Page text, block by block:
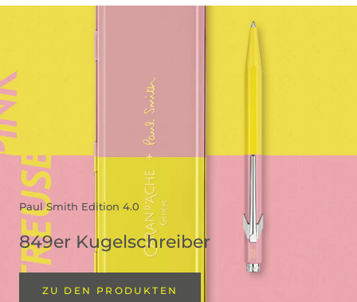
Paul Smith Edition 4.0
849er Kugelschreiber
ZU DEN PRODUKTEN